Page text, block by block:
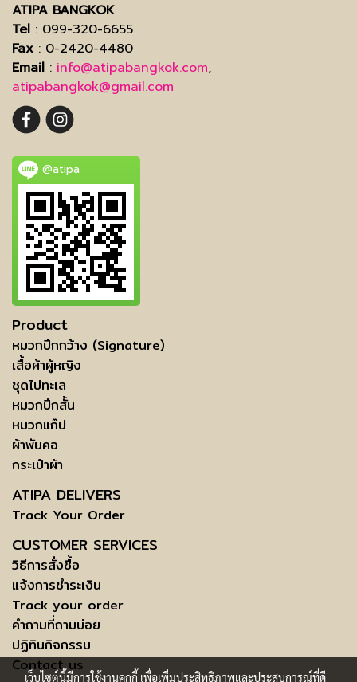
ATIPA BANGKOK
Tel : 099-320-6655
Fax : 0-2420-4480
Email : info@atipabangkok.com,
atipabangkok@gmail.com
@atipa
Product
หมวกปีกกว้าง (Signature)
เสื้อผ้าผู้หญิง
ชุดไปทะเล
หมวกปีกสั้น
หมวกแก๊ป
ผ้าพันคอ
กระเป๋าผ้า
ATIPA DELIVERS
Track Your Order
CUSTOMER SERVICES
วิธีการสั่งซื้อ
แจ้งการชำระเงิน
Track your order
คำถามที่ถามบ่อย
ปฏิทินกิจกรรม
Contact us
เว็บไซต์นี้มีการใช้งานคุกกี้ เพื่อเพิ่มประสิทธิภาพและประสบการณ์ที่ดี